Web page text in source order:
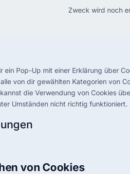
Zweck wird noch
Pop-Up mit einer Erklärung über
von dir gewählten Kategorien von
die Verwendung von Cookies
Umständen nicht richtig funktioniert.
von Cookies